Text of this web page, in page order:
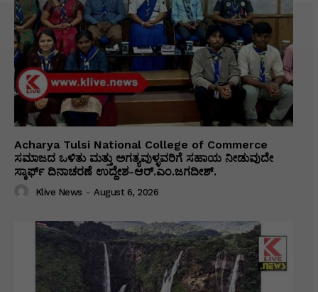
Acharya Tulsi National College of Commerce
ಸಮಾಜದ ಒಳಿತು ಮತ್ತು ಅಗತ್ಯವುಳ್ಳವರಿಗೆ ಸಹಾಯ ನೀಡುವುದೇ
ಸ್ಕಾರ್ಫ್ ದಿನಾಚರಣೆ ಉದ್ದೇಶ-ಆರ್.ಎಂ.ಜಗದೀಶ್.
Klive News - August 6, 2026